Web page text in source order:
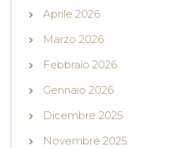
Aprile 2026
Marzo 2026
Febbraio 2026
Gennaio 2026
Dicembre 2025
Novembre 2025